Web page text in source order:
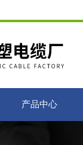
产品中心